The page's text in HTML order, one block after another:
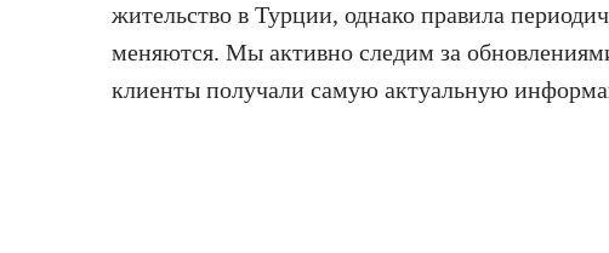
жительство в Турции, однако правила
меняются. Мы активно следим за
клиенты получали самую актуальную